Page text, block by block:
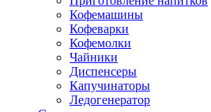
Кофемашины
Кофеварки
Кофемолки
Чайники
Диспенсеры
Капучинаторы
Ледогенератор